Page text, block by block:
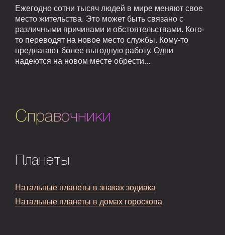
Ежегодно сотни тысяч людей в мире меняют свое
место жительства. Это может быть связано с
различными причинами и обстоятельствами. Кого-
то переводят на новое место службы. Кому-то
предлагают более выгодную работу. Одни
надеются на новом месте обрести...
Справочники
Планеты
Натальные планеты в знаках зодиака
Натальные планеты в домах гороскопа